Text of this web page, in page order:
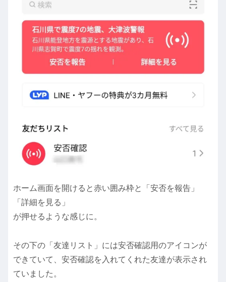
ホーム画面を開けると赤い囲み枠と「安否を報告」
「詳細を見る」
が押せるような感じに。
その下の「友達リスト」には安否確認用のアイコンが
できていて、安否確認を入れてくれた友達が表示され
ていました。